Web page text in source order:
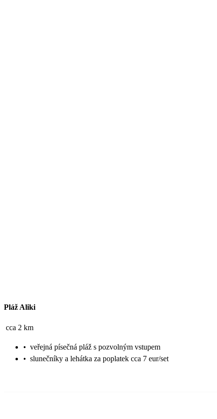
Pláž Aliki
cca 2 km
• veřejná písečná pláž s pozvolným vstupem
• slunečníky a lehátka za poplatek cca 7 eur/set